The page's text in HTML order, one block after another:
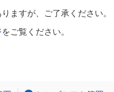
ますが、ご了承ください。
をご覧ください。